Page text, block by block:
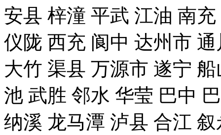
安县 梓潼 平武 江油 南
仪陇 西充 阆中 达州市
大竹 渠县 万源市 遂宁
池 武胜 邻水 华莹 巴中
纳溪 龙马潭 泸县 合江